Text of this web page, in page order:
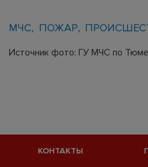
МЧС
ПОЖАР
Источник фото: ГУ МЧС по
КОНТАКТЫ